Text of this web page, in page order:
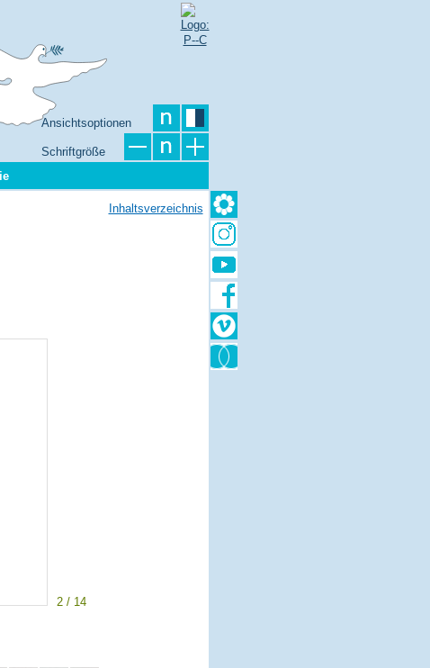
Ansichtsoptionen
Schriftgröße
Inhaltsverzeichnis
2 / 14